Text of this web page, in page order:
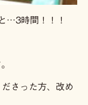
…3時間！！！
さった方、改め